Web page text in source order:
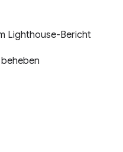
Lighthouse-Bericht